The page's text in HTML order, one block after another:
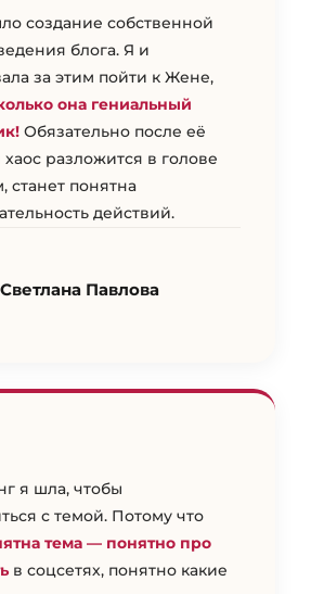
создание собственной
блога. Я и
за этим пойти к Жене,
она гениальный
Обязательно после её
разложится в голове
станет понятна
действий.
Светлана Павлова
я шла, чтобы
с темой. Потому что
тема — понятно про
в соцсетях, понятно какие